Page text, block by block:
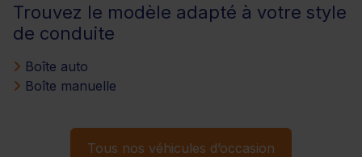
Trouvez le modèle adapté à votre style
de conduite
Boîte auto
Boîte manuelle
Tous nos véhicules d’occasion